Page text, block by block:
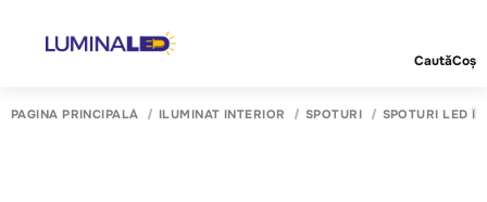
CautăCoș
PAGINA PRINCIPALĂ ILUMINAT INTERIOR SPOTURI SPOTURI LED